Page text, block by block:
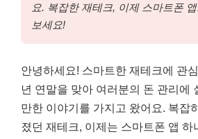
요. 복잡한 재테크, 이제 스마트폰
보세요!
안녕하세요! 스마트한 재테크에 관
년 연말을 맞아 여러분의 돈 관리에
만한 이야기를 가지고 왔어요. 복잡
졌던 재테크, 이제는 스마트폰 앱 하